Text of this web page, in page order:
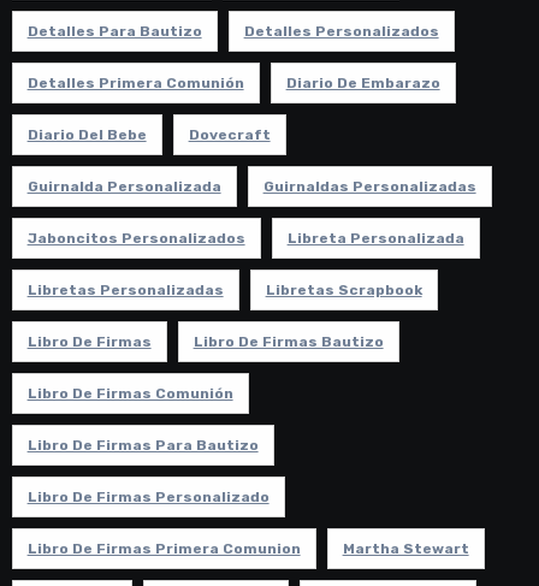
Detalles Para Bautizo Detalles Personalizados
Detalles Primera Comunión Diario De Embarazo
Diario Del Bebe Dovecraft
Guirnalda Personalizada Guirnaldas Personalizadas
Jaboncitos Personalizados Libreta Personalizada
Libretas Personalizadas Libretas Scrapbook
Libro De Firmas Libro De Firmas Bautizo
Libro De Firmas Comunión
Libro De Firmas Para Bautizo
Libro De Firmas Personalizado
Libro De Firmas Primera Comunion Martha Stewart